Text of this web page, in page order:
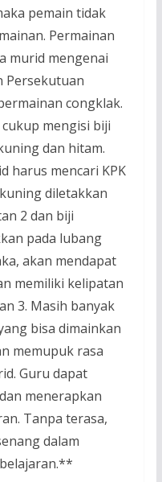
pemain tidak
Permainan
murid mengenai
Persekutuan
congklak.
mengisi biji
dan hitam.
harus mencari KPK
diletakkan
2 dan biji
pada lubang
akan mendapat
memiliki kelipatan
3. Masih banyak
bisa dimainkan
memupuk rasa
Guru dapat
menerapkan
Tanpa terasa,
dalam